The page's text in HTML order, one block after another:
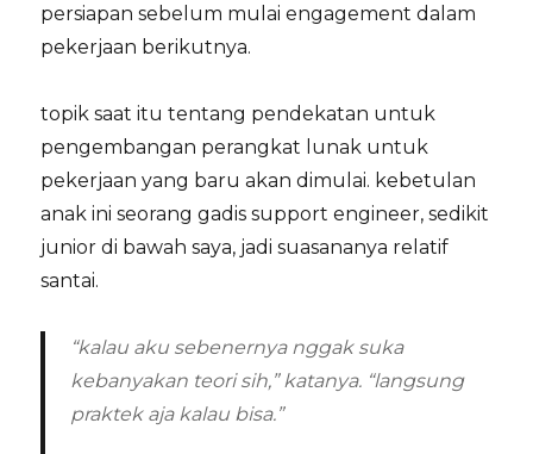
persiapan sebelum mulai engagement dalam
pekerjaan berikutnya.
topik saat itu tentang pendekatan untuk
pengembangan perangkat lunak untuk
pekerjaan yang baru akan dimulai. kebetulan
anak ini seorang gadis support engineer, sedikit
junior di bawah saya, jadi suasananya relatif
santai.
“kalau aku sebenernya nggak suka
kebanyakan teori sih,” katanya. “langsung
praktek aja kalau bisa.”